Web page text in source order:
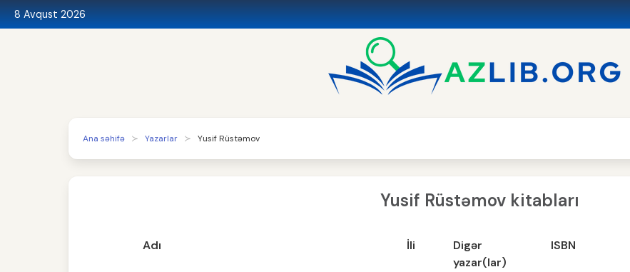
8 Avqust 2026
Ana səhifə Yazarlar Yusif Rüstəmov
Yusif Rüstəmov kitabları
Adı İli
Digər
yazar(lar)
ISBN